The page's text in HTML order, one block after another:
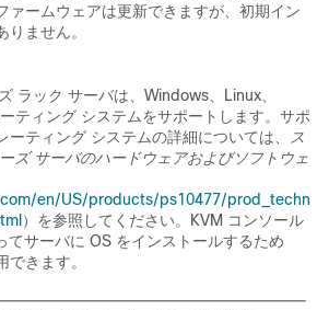
ァームウェアは更新できますが、初期イン
りません。
ラック サーバは、Windows、Linux、
ティング システムをサポートします。サポ
ーティング システムの詳細については、
ス
ズ サーバのハードウェアおよびソフトウェ
en/US/products/ps10477/prod_techn
）を参照してください。KVM コンソール
てサーバに OS をインストールするため
できます。